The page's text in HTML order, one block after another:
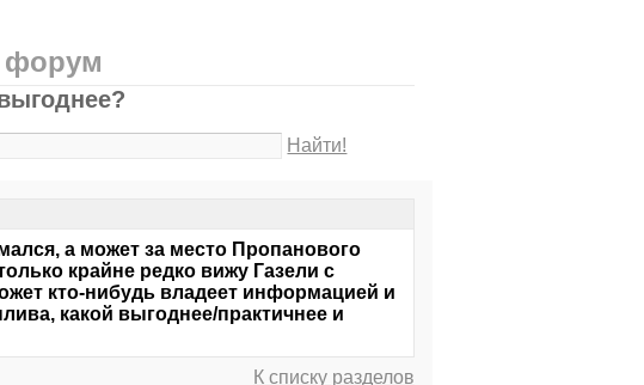
Найти!
а может за место Пропанового
крайне редко вижу Газели с
кто-нибудь владеет информацией и
какой выгоднее/практичнее и
К списку разделов